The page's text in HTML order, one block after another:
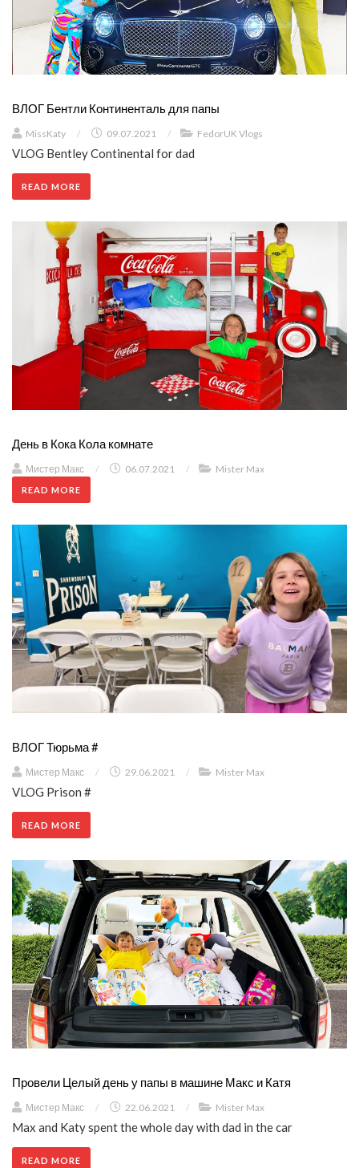
ВЛОГ Бентли Континенталь для папы
MissKaty / 09.07.2021 / FedorUK Vlogs
VLOG Bentley Continental for dad
READ MORE
День в Кока Кола комнате
Мистер Макс / 06.07.2021 / Mister Max
READ MORE
ВЛОГ Тюрьма #
Мистер Макс / 29.06.2021 / Mister Max
VLOG Prison #
READ MORE
Провели Целый день у папы в машине Макс и Катя
Мистер Макс / 22.06.2021 / Mister Max
Max and Katy spent the whole day with dad in the car
READ MORE